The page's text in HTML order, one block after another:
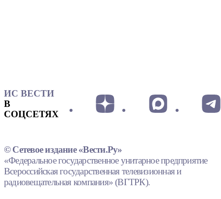
ИС ВЕСТИ
В
СОЦСЕТЯХ
© Сетевое издание «Вести.Ру»
«Федеральное государственное унитарное предприятие
Всероссийская государственная телевизионная и
радиовещательная компания» (ВГТРК).